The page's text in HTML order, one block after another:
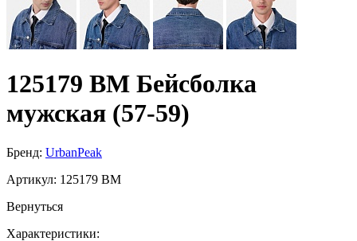
125179 BM Бейсболка
мужская (57-59)
Бренд: UrbanPeak
Артикул: 125179 BM
Вернуться
Характеристики: